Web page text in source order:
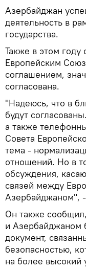
Азербайджан
деятельность в
государства.
Также в этом году
Европейским
соглашением,
согласована.
"Надеюсь, что в
будут
а также
Совета
тема -
отношений. Но в
обсуждения,
связей между
Азербайджаном", -
Он также
и Азербайджаном
документ,
безопасностью,
на более высокий